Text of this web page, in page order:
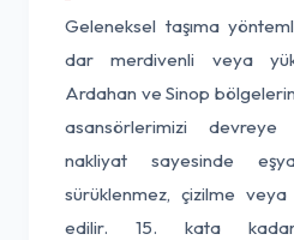
Geleneksel taşıma
dar merdivenli veya
Ardahan ve Sinop
asansörlerimizi devreye
nakliyat sayesinde
sürüklenmez, çizilme veya
edilir. 15. kata kadar